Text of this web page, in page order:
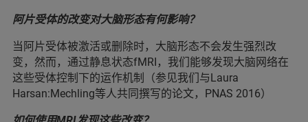
阿片受体的改变对大脑形态有何影响？
当阿片受体被激活或删除时，大脑形态不会发生强烈改
变，然而，通过静息状态fMRI，我们能够发现大脑网络在
这些受体控制下的运作机制（参见我们与Laura
Harsan:Mechling等人共同撰写的论文，PNAS 2016）